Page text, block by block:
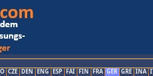
CZE DEN ENG ESP FAI FIN FRA GER GRE INA